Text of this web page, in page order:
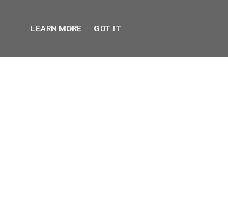
LEARN MORE GOT IT